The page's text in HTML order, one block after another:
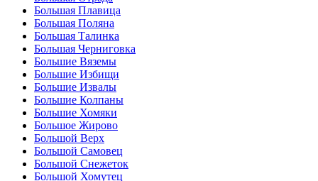
Большая Плавица
Большая Поляна
Большая Талинка
Большая Черниговка
Большие Вяземы
Большие Избищи
Большие Извалы
Большие Колпаны
Большие Хомяки
Большое Жирово
Большой Верх
Большой Самовец
Большой Снежеток
Большой Хомутец